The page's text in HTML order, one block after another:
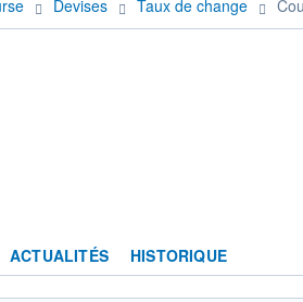
Devises Taux de change
ACTUALITÉS HISTORIQUE